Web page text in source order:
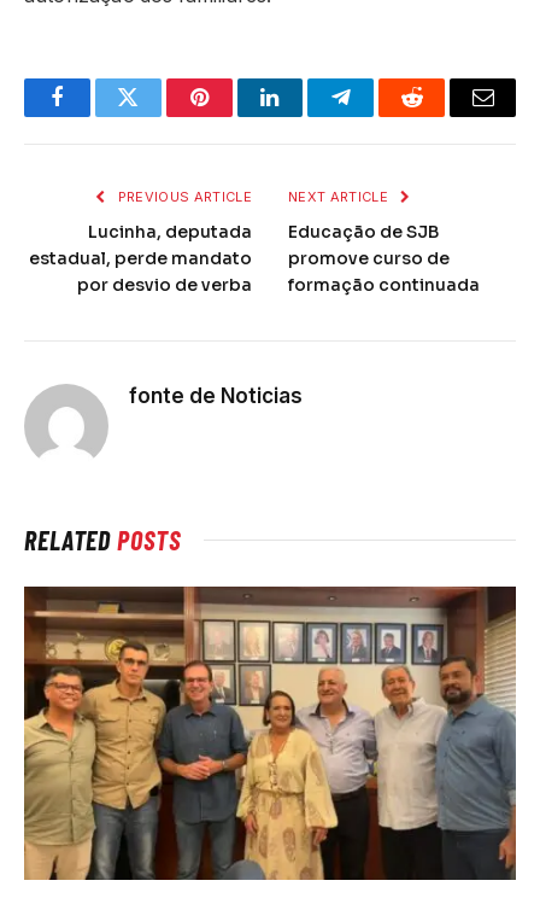
FacebookTwitter PinterestLinkedInTelegramReddit Email
PREVIOUS ARTICLE
Lucinha, deputada
estadual, perde mandato
por desvio de verba
NEXT ARTICLE
Educação de SJB
promove curso de
formação continuada
fonte de Noticias
RELATEDPOSTS